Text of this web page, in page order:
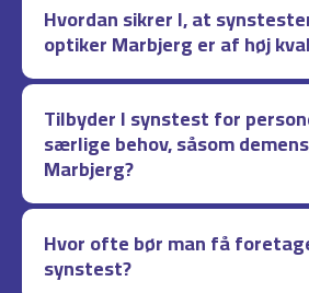
Hvordan sikrer I, at
optiker Marbjerg er af høj
Tilbyder I synstest for
særlige behov, såsom
Marbjerg?
Hvor ofte bør man få
synstest?